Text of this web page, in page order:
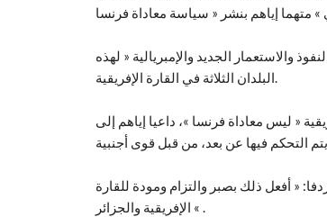
والاستعمار الجديد والإمبريالية « لهذه
البلدان الثلاثة في القارة الإفريقية.
« ليس معاداة فرنسا »، داعيا إياهم إلى
« أفعل ذلك بصبر والتزام ومودة للقارة
الإفريقية والجزائر « .